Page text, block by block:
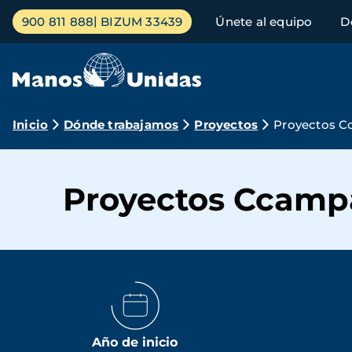
Pasar
contenido
Menú
principal
900 811 888 BIZUM 33439 Únete al equipo
Ruta
navegación
Inicio Dónde trabajamos Proyectos Proyectos
Proyectos
Año de inicio